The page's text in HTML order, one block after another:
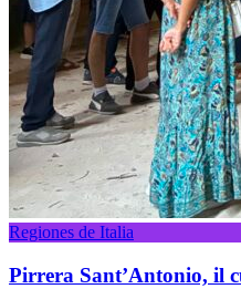
Regiones de Italia
Pirrera Sant’Antonio, il